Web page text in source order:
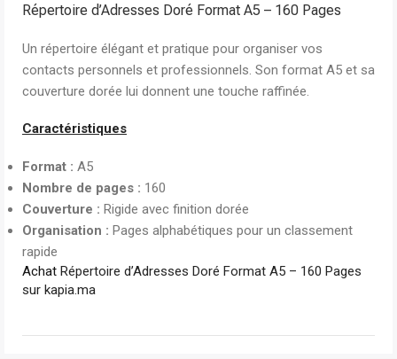
Répertoire d’Adresses Doré Format A5 – 160 Pages
Un répertoire élégant et pratique pour organiser vos
contacts personnels et professionnels. Son format A5 et sa
couverture dorée lui donnent une touche raffinée.
Caractéristiques
Format : A5
Nombre de pages : 160
Couverture : Rigide avec finition dorée
Organisation : Pages alphabétiques pour un classement
rapide
Achat Répertoire d’Adresses Doré Format A5 – 160 Pages
sur kapia.ma